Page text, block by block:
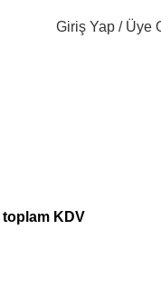
Giriş Yap / Üye
KDV